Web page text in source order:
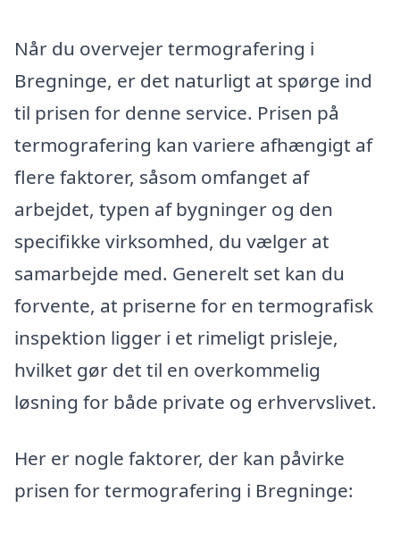
Når du overvejer termografering i
Bregninge, er det naturligt at spørge ind
til prisen for denne service. Prisen på
termografering kan variere afhængigt af
flere faktorer, såsom omfanget af
arbejdet, typen af bygninger og den
specifikke virksomhed, du vælger at
samarbejde med. Generelt set kan du
forvente, at priserne for en termografisk
inspektion ligger i et rimeligt prisleje,
hvilket gør det til en overkommelig
løsning for både private og erhvervslivet.
Her er nogle faktorer, der kan påvirke
prisen for termografering i Bregninge: